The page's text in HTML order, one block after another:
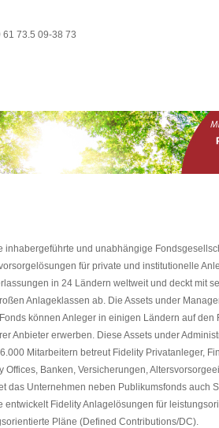
61 73.5 09-38 73
inhabergeführte und unabhängige
für private und institutionelle
in 24 Ländern weltweit und deckt mit
Anlageklassen ab. Die Assets under
können Anleger in einigen Ländern auf den
Anbieter erwerben. Diese Assets under
Mitarbeitern betreut Fidelity Privatanleger,
Offices, Banken, Versicherungen,
das Unternehmen neben Publikumsfonds auch
entwickelt Fidelity Anlagelösungen für
Pläne (Defined Contributions/DC).